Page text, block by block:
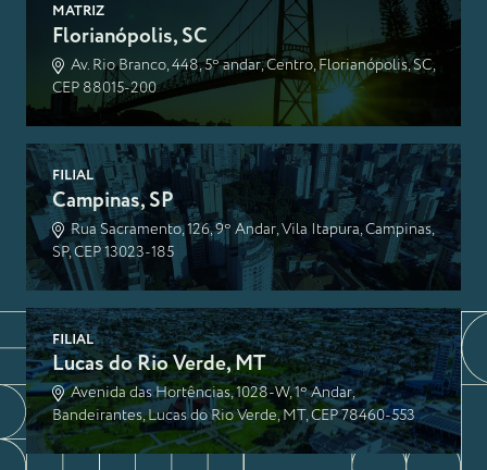
MATRIZ
Florianópolis, SC
Av. Rio Branco, 448, 5º andar, Centro, Florianópolis, SC,
CEP 88015-200
FILIAL
Campinas, SP
Rua Sacramento, 126, 9º Andar, Vila Itapura, Campinas,
SP, CEP 13023-185
FILIAL
Lucas do Rio Verde, MT
Avenida das Hortências, 1028-W, 1º Andar,
Bandeirantes, Lucas do Rio Verde, MT, CEP 78460-553